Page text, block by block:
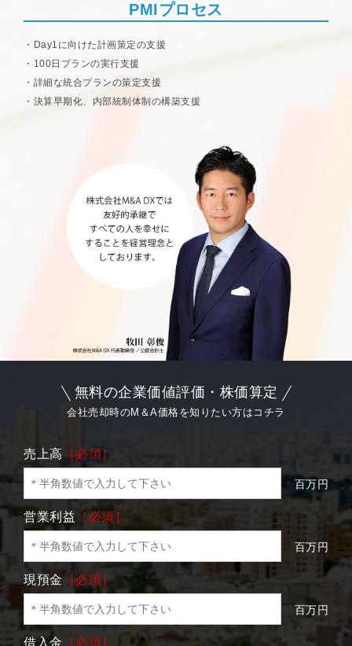
PMIプロセス
Day1に向けた計画策定の支援
100日プランの実行支援
詳細な統合プランの策定支援
決算早期化、内部統制体制の構築支援
無料の企業価値評価・株価算定
会社売却時のM＆A価格を知りたい方はコチラ
売上高 ［必須］
百万円
営業利益 ［必須］
百万円
現預金［必須］
百万円
借入金 ［必須］